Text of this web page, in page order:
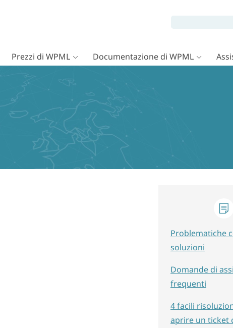
Prezzi di WPML Documentazione di WPML
Problematiche
soluzioni
Domande di
frequenti
4 facili
aprire un ticket